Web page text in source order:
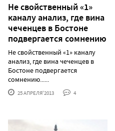
Не свойственный «1»
каналу анализ, где вина
чеченцев в Бостоне
подвергается сомнению
Не свойственный «1» каналу
анализ, где вина чеченцев в
Бостоне подвергается
сомнению......
25 АПРЕЛЯ'2013 4